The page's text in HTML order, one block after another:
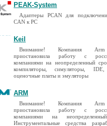
PEAK-System
Адаптеры PCAN для
CAN к PC
Keil
Внимание! Компания
приостановила работу с
компаниями на неопределенный
компиляторы, симуляторы, IDE,
оценочные платы и эмуляторы
ARM
Внимание! Компания
приостановила работу с
компаниями на
Инструментальные средства